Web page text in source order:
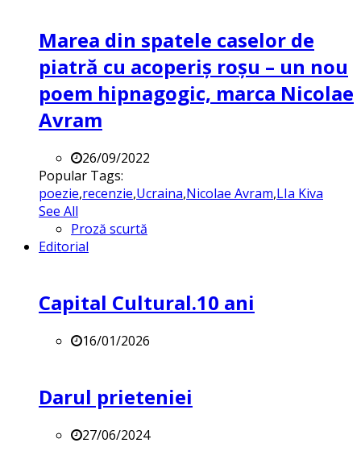
Marea din spatele caselor de
piatră cu acoperiș roșu – un nou
poem hipnagogic, marca Nicolae
Avram
26/09/2022
Popular Tags:
poezie,recenzie,Ucraina,Nicolae Avram,LIa Kiva
See All
Proză scurtă
Editorial
Capital Cultural.10 ani
16/01/2026
Darul prieteniei
27/06/2024